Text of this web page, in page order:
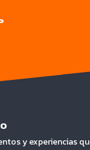
y experiencias